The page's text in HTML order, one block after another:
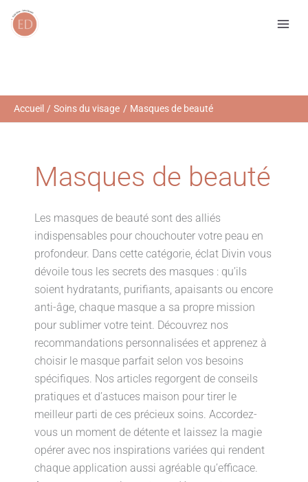
Accueil Soins du visage Masques de beauté
Masques de beauté
Les masques de beauté sont des alliés
indispensables pour chouchouter votre peau en
profondeur. Dans cette catégorie, éclat Divin vous
dévoile tous les secrets des masques : qu’ils
soient hydratants, purifiants, apaisants ou encore
anti-âge, chaque masque a sa propre mission
pour sublimer votre teint. Découvrez nos
recommandations personnalisées et apprenez à
choisir le masque parfait selon vos besoins
spécifiques. Nos articles regorgent de conseils
pratiques et d’astuces maison pour tirer le
meilleur parti de ces précieux soins. Accordez-
vous un moment de détente et laissez la magie
opérer avec nos inspirations variées qui rendent
chaque application aussi agréable qu’efficace.
R
e
r
c